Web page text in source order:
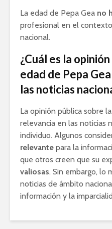
La edad de Pepa Gea no
profesional en el
nacional.
¿Cuál es la
edad de Pepa
las noticias
La opinión pública sobre
relevancia en las noticias
individuo. Algunos
relevante para la
que otros creen que su
valiosas. Sin embargo, lo
noticias de ámbito
información y la